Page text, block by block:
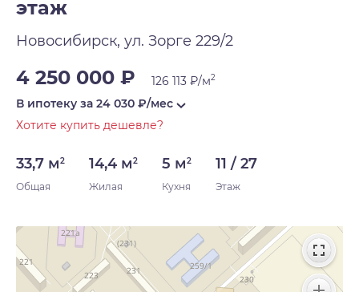
этаж
Новосибирск, ул. Зорге 229/2
4 250 000 ₽ 126 113 ₽/м2
В ипотеку за 24 030 ₽/мес
Хотите купить дешевле?
33,7 м2
Общая
14,4 м2
Жилая
5 м2
Кухня
11 / 27
Этаж